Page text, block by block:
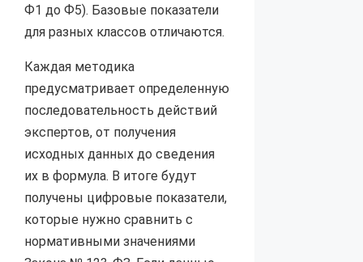
Ф1 до Ф5). Базовые показатели
для разных классов отличаются.
Каждая методика
предусматривает определенную
последовательность действий
экспертов, от получения
исходных данных до сведения
их в формула. В итоге будут
получены цифровые показатели,
которые нужно сравнить с
нормативными значениями